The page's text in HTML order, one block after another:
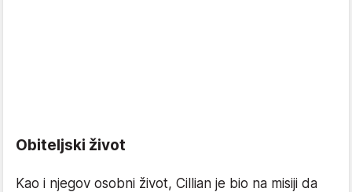
Obiteljski život
Kao i njegov osobni život, Cillian je bio na misiji da